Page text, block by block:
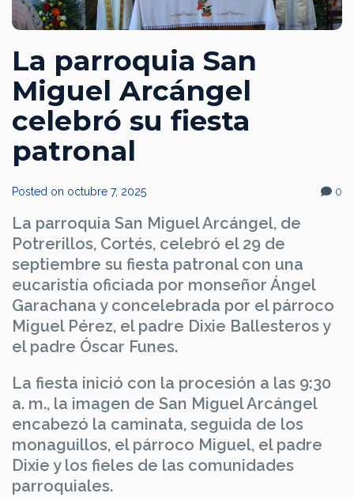
La parroquia San
Miguel Arcángel
celebró su fiesta
patronal
Posted on octubre 7, 2025 0
La parroquia San Miguel Arcángel, de
Potrerillos, Cortés, celebró el 29 de
septiembre su fiesta patronal con una
eucaristía oficiada por monseñor Ángel
Garachana y concelebrada por el párroco
Miguel Pérez, el padre Dixie Ballesteros y
el padre Óscar Funes.
La fiesta inició con la procesión a las 9:30
a. m., la imagen de San Miguel Arcángel
encabezó la caminata, seguida de los
monaguillos, el párroco Miguel, el padre
Dixie y los fieles de las comunidades
parroquiales.